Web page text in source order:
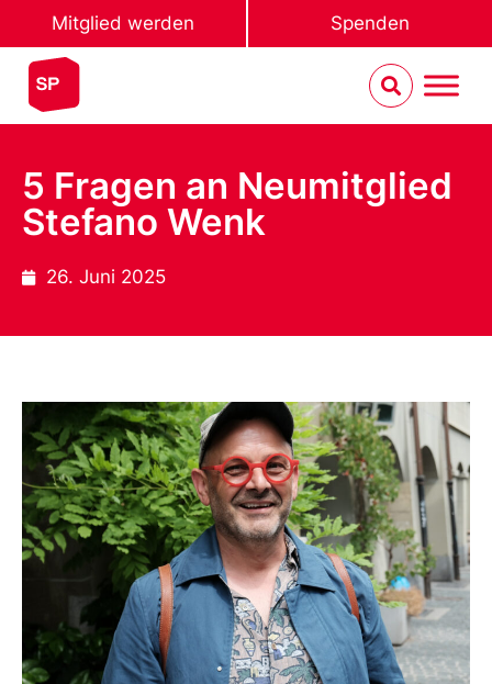
Mitglied werden Spenden
5 Fragen an Neumitglied
Stefano Wenk
26. Juni 2025